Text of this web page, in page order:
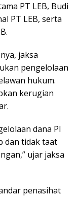
PT LEB, Budi
PT LEB, serta
jaksa
pengelolaan
hukum.
kerugian
dana PI
dan tidak taat
ujar jaksa
penasihat